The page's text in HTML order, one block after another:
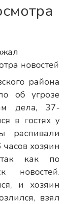
района
об угрозе
дела, 37-
в гостях у
распивали
хозяин
как по
новостей.
и хозяин
взял